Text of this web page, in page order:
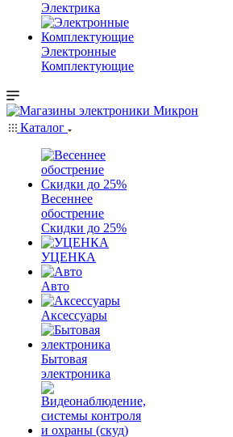
Электрика
Электронные
Комплектующие
Каталог
Весеннее
обострение
Скидки до 25%
УЦЕНКА
Авто
Аксессуары
Бытовая
электроника